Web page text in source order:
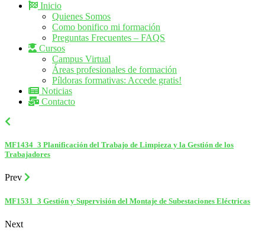
Inicio
Quienes Somos
Como bonifico mi formación
Preguntas Frecuentes – FAQS
Cursos
Campus Virtual
Áreas profesionales de formación
Píldoras formativas: Accede gratis!
Noticias
Contacto
MF1434_3 Planificación del Trabajo de Limpieza y la Gestión de los
Trabajadores
Prev
MF1531_3 Gestión y Supervisión del Montaje de Subestaciones Eléctricas
Next